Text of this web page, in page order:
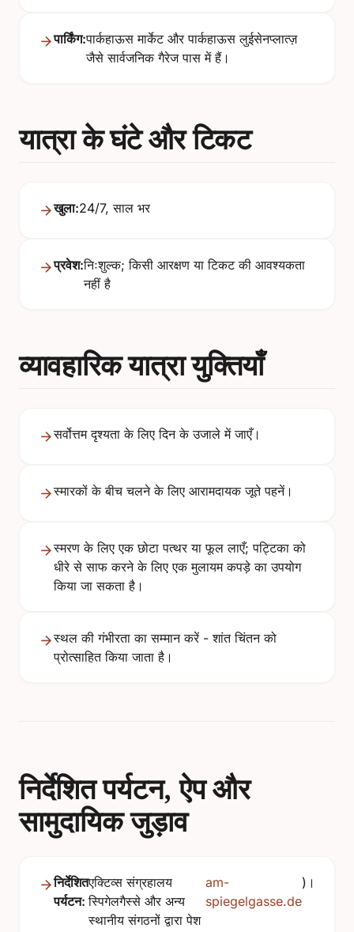
पार्किंग:पार्कहाऊस मार्केट और पार्कहाऊस लुईसेनप्लात्ज़
जैसे सार्वजनिक गैरेज पास में हैं।
यात्रा के घंटे और टिकट
खुला:24/7, साल भर
प्रवेश:निःशुल्क; किसी आरक्षण या टिकट की आवश्यकता
नहीं है
व्यावहारिक यात्रा युक्तियाँ
सर्वोत्तम दृश्यता के लिए दिन के उजाले में जाएँ।
स्मारकों के बीच चलने के लिए आरामदायक जूते पहनें।
स्मरण के लिए एक छोटा पत्थर या फूल लाएँ; पट्टिका को
धीरे से साफ करने के लिए एक मुलायम कपड़े का उपयोग
किया जा सकता है।
स्थल की गंभीरता का सम्मान करें - शांत चिंतन को
प्रोत्साहित किया जाता है।
निर्देशित पर्यटन, ऐप और
सामुदायिक जुड़ाव
निर्देशित
पर्यटन:
एक्टिव्स संग्रहालय
स्पिगेलगैस्से और अन्य
स्थानीय संगठनों द्वारा पेश
am-
spiegelgasse.de
)।